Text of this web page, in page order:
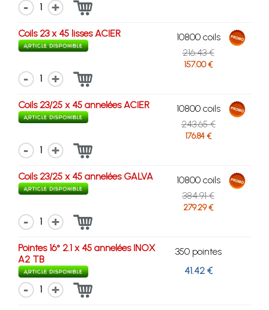
1
Coils 23 x 45 lisses ACIER
10800 coils
216.43 €
157.00 €
1
Coils 23/25 x 45 annelées ACIER
10800 coils
243.65 €
176.84 €
1
Coils 23/25 x 45 annelées GALVA
10800 coils
384.91 €
279.29 €
1
Pointes 16° 2.1 x 45 annelées INOX
A2 TB
350 pointes
41.42 €
1